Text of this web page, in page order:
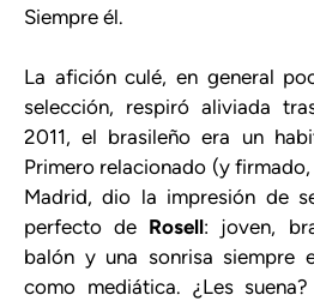
Siempre él.
La afición culé, en general
selección, respiró aliviada
2011, el brasileño era un
Primero relacionado (y
Madrid, dio la impresión de
perfecto de Rosell: joven,
balón y una sonrisa siempre
como mediática. ¿Les